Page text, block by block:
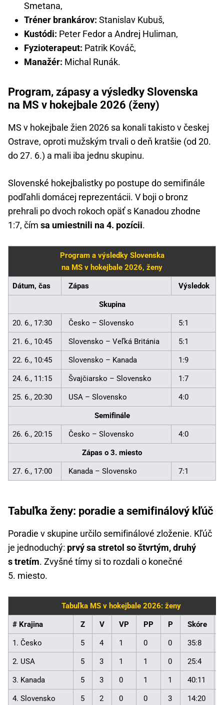
Smetana,
Tréner brankárov: Stanislav Kubuš,
Kustódi: Peter Fedor a Andrej Huliman,
Fyzioterapeut: Patrik Kováč,
Manažér: Michal Runák.
Program, zápasy a výsledky Slovenska
na MS v hokejbale 2026 (ženy)
MS v hokejbale žien 2026 sa konali takisto v českej
Ostrave, oproti mužským trvali o deň kratšie (od 20.
do 27. 6.) a mali iba jednu skupinu.
Slovenské hokejbalistky po postupe do semifinále
podľahli domácej reprezentácii. V boji o bronz
prehrali po dvoch rokoch opäť s Kanadou zhodne
1:7, čím sa umiestnili na 4. pozícii.
Program a výsledky Slovenska
na MS v hokejbale 2026, ženy
Dátum, čas Zápas Výsledok
Skupina
20. 6., 17:30 Česko – Slovensko 5:1
21. 6., 10:45 Slovensko – Veľká Británia 5:1
22. 6., 10:45 Slovensko – Kanada 1:9
24. 6., 11:15 Švajčiarsko – Slovensko 1:7
25. 6., 20:30 USA – Slovensko 4:0
Semifinále
26. 6., 20:15 Česko – Slovensko 4:0
Zápas o 3. miesto
27. 6., 17:00 Kanada – Slovensko 7:1
Tabuľka ženy: poradie a semifinálový kľúč
Poradie v skupine určilo semifinálové zloženie. Kľúč
je jednoduchý: prvý sa stretol so štvrtým, druhý
s tretím. Zvyšné tímy si to rozdali o konečné
5. miesto.
Tabuľka MS v hokejbale 2026: ženy
# Krajina Z V VP PP P Skóre
1. Česko 5 4 1 0 0 35:8
2. USA 5 3 1 1 0 25:4
3. Kanada 5 3 0 1 1 40:11
4. Slovensko 5 2 0 0 3 14:20